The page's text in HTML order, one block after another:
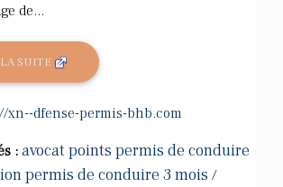
de...
SUITE
xn--dfense-permis-bhb.com
: avocat points permis de conduire
permis de conduire 3 mois /